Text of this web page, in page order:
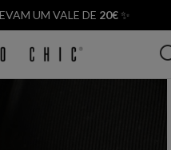
UM VALE DE 20€✨